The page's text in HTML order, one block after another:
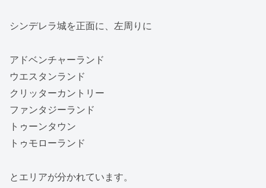
シンデレラ城を正面に、左周りに
アドベンチャーランド
ウエスタンランド
クリッターカントリー
ファンタジーランド
トゥーンタウン
トゥモローランド
とエリアが分かれています。